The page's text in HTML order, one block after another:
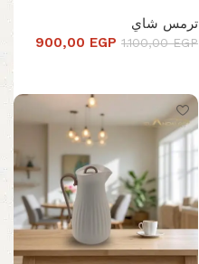
ترمس شاي
1.100,00EGP
900,00 EGP